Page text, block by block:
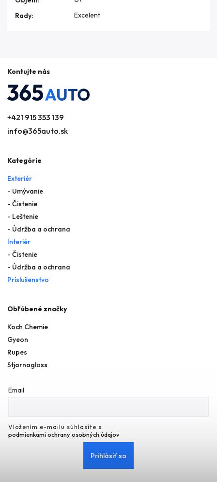
Rady: Excelent
Kontujte nás
+421 915 353 139
info@365auto.sk
Kategórie
Exteriér
- Umývanie
- Čistenie
- Leštenie
- Údržba a ochrana
Interiér
- Čistenie
- Údržba a ochrana
Príslušenstvo
Obľúbené značky
Koch Chemie
Gyeon
Rupes
Stjarnagloss
Email
Vložením e-mailu súhlasíte s
podmienkami ochrany osobných údajov
Prihlásiť sa